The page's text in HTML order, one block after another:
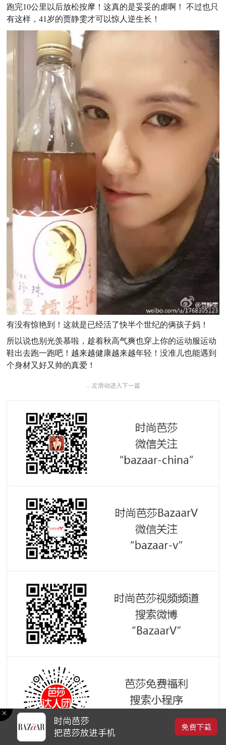
跑完10公里以后放松按摩！这真的是妥妥的虐啊！ 不过也只
有这样，41岁的贾静雯才可以惊人逆生长！
有没有惊艳到！这就是已经活了快半个世纪的俩孩子妈！
所以说也别光羡慕啦，趁着秋高气爽也穿上你的运动服运动
鞋出去跑一跑吧！越来越健康越来越年轻！没准儿也能遇到
个身材又好又帅的真爱！
← 左滑动进入下一篇